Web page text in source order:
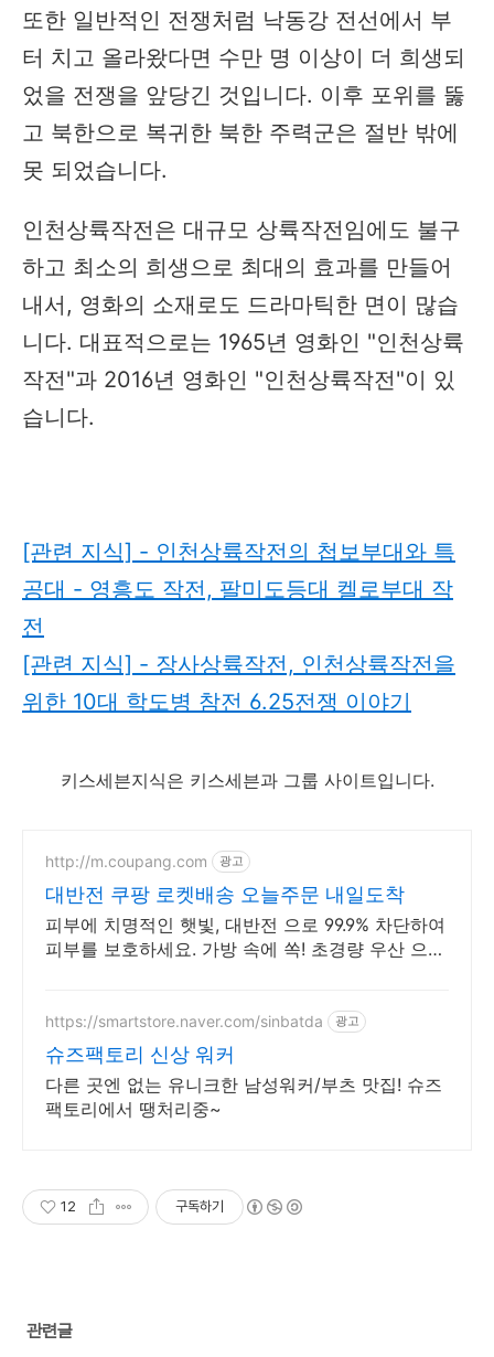
또한 일반적인 전쟁처럼 낙동강 전선에서 부
터 치고 올라왔다면 수만 명 이상이 더 희생되
었을 전쟁을 앞당긴 것입니다. 이후 포위를 뚫
고 북한으로 복귀한 북한 주력군은 절반 밖에
못 되었습니다.
인천상륙작전은 대규모 상륙작전임에도 불구
하고 최소의 희생으로 최대의 효과를 만들어
내서, 영화의 소재로도 드라마틱한 면이 많습
니다. 대표적으로는 1965년 영화인 "인천상륙
작전"과 2016년 영화인 "인천상륙작전"이 있
습니다.
[관련 지식] - 인천상륙작전의 첩보부대와 특
공대 - 영흥도 작전, 팔미도등대 켈로부대 작
전
[관련 지식] - 장사상륙작전, 인천상륙작전을
위한 10대 학도병 참전 6.25전쟁 이야기
키스세븐지식은 키스세븐과 그룹 사이트입니다.
http://m.coupang.com 광고
대반전 쿠팡 로켓배송 오늘주문 내일도착
피부에 치명적인 햇빛, 대반전 으로 99.9% 차단하여
피부를 보호하세요. 가방 속에 쏙! 초경량 우산 으로
https://smartstore.naver.com/sinbatda 광고
슈즈팩토리 신상 워커
다른 곳엔 없는 유니크한 남성워커/부츠 맛집! 슈즈
팩토리에서 땡처리중~
12 구독하기
관련글